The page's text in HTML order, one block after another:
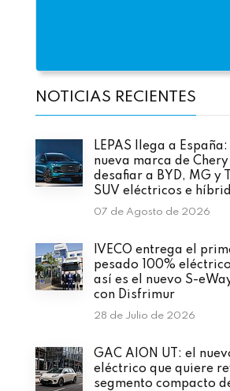
NOTICIAS RECIENTES
LEPAS llega a
nueva marca de
desafiar a BYD, MG y
SUV eléctricos e
07 de Agosto de 2026
IVECO entrega el
pesado 100%
así es el nuevo S-
con Disfrimur
28 de Julio de 2026
GAC AION UT: el
eléctrico que quiere
segmento compacto